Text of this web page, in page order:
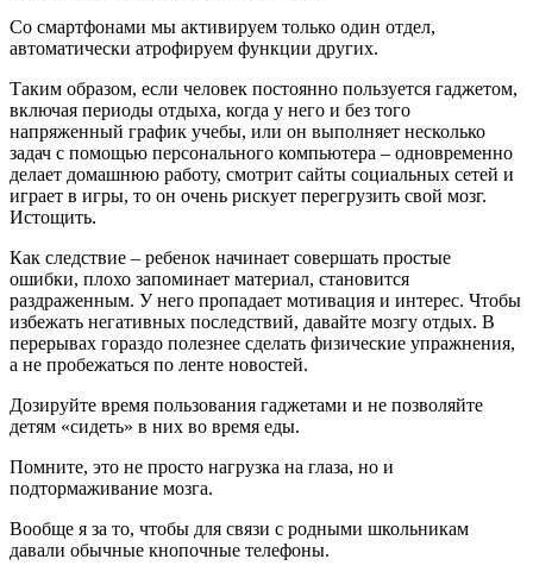
Со смартфонами мы активируем только один отдел,
автоматически атрофируем функции других.
Таким образом, если человек постоянно пользуется гаджетом,
включая периоды отдыха, когда у него и без того
напряженный график учебы, или он выполняет несколько
задач с помощью персонального компьютера – одновременно
делает домашнюю работу, смотрит сайты социальных сетей и
играет в игры, то он очень рискует перегрузить свой мозг.
Истощить.
Как следствие – ребенок начинает совершать простые
ошибки, плохо запоминает материал, становится
раздраженным. У него пропадает мотивация и интерес. Чтобы
избежать негативных последствий, давайте мозгу отдых. В
перерывах гораздо полезнее сделать физические упражнения,
а не пробежаться по ленте новостей.
Дозируйте время пользования гаджетами и не позволяйте
детям «сидеть» в них во время еды.
Помните, это не просто нагрузка на глаза, но и
подтормаживание мозга.
Вообще я за то, чтобы для связи с родными школьникам
давали обычные кнопочные телефоны.